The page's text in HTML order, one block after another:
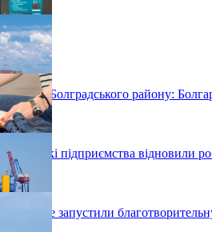
Болградського району:
великі підприємства відновили
магазине запустили